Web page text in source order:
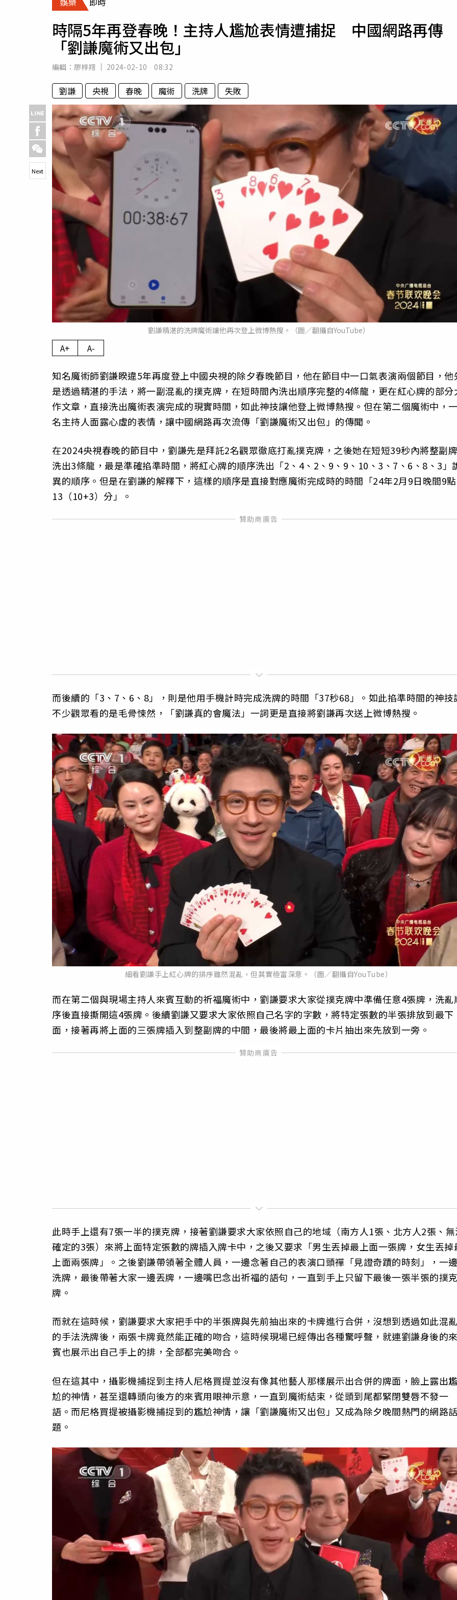
專欄
房產新勢力
運勢
時隔5年再登春晚！主持人尷尬表情遭捕捉 中國網路再傳
「劉謙魔術又出包」
編輯： 廖梓翔 2024-02-10 08:32
劉謙 央視 春晚 魔術 洗牌 失敗
劉謙精湛的洗牌魔術讓他再次登上微博熱搜。（圖／翻攝自YouTube）
Next
A+ A-
知名魔術師劉謙睽違5年再度登上中國央視的除夕春晚節目，他在節目中一口氣表演兩個節目，他
是透過精湛的手法，將一副混亂的撲克牌，在短時間內洗出順序完整的4條龍，更在紅心牌的部分
作文章，直接洗出魔術表演完成的現實時間，如此神技讓他登上微博熱搜。但在第二個魔術中，
名主持人面露心虛的表情，讓中國網路再次流傳「劉謙魔術又出包」的傳聞。
在2024央視春晚的節目中，劉謙先是拜託2名觀眾徹底打亂撲克牌，之後她在短短39秒內將整副牌
洗出3條龍，最是準確掐準時間，將紅心牌的順序洗出「2、4、2、9、9、10、3、7、6、8、3」
異的順序。但是在劉謙的解釋下，這樣的順序是直接對應魔術完成時的時間「24年2月9日晚間9點
13（10+3）分」。
而後續的「3、7、6、8」，則是他用手機計時完成洗牌的時間「37秒68」。如此掐準時間的神技
不少觀眾看的是毛骨悚然，「劉謙真的會魔法」一詞更是直接將劉謙再次送上微博熱搜。
細看劉謙手上紅心牌的排序雖然混亂，但其實極富深意。（圖／翻攝自YouTube）
而在第二個與現場主持人來賓互動的祈福魔術中，劉謙要求大家從撲克牌中準備任意4張牌，洗亂
序後直接撕開這4張牌。後續劉謙又要求大家依照自己名字的字數，將特定張數的半張排放到最下
面，接著再將上面的三張牌插入到整副牌的中間，最後將最上面的卡片抽出來先放到一旁。
此時手上還有7張一半的撲克牌，接著劉謙要求大家依照自己的地域（南方人1張、北方人2張、
確定的3張）來將上面特定張數的牌插入牌卡中，之後又要求「男生丟掉最上面一張牌，女生丟掉
上面兩張牌」。之後劉謙帶領著全體人員，一邊念著自己的表演口頭禪「見證奇蹟的時刻」，一
洗牌，最後帶著大家一邊丟牌，一邊嘴巴念出祈福的語句，一直到手上只留下最後一張半張的撲
牌。
而就在這時候，劉謙要求大家把手中的半張牌與先前抽出來的卡牌進行合併，沒想到透過如此混
的手法洗牌後，兩張卡牌竟然能正確的吻合，這時候現場已經傳出各種驚呼聲，就連劉謙身後的
賓也展示出自己手上的排，全部都完美吻合。
但在這其中，攝影機捕捉到主持人尼格買提並沒有像其他藝人那樣展示出合併的牌面，臉上露出
尬的神情，甚至還轉頭向後方的來賓用眼神示意，一直到魔術結束，從頭到尾都緊閉雙唇不發一
語。而尼格買提被攝影機捕捉到的尷尬神情，讓「劉謙魔術又出包」又成為除夕晚間熱門的網路
題。